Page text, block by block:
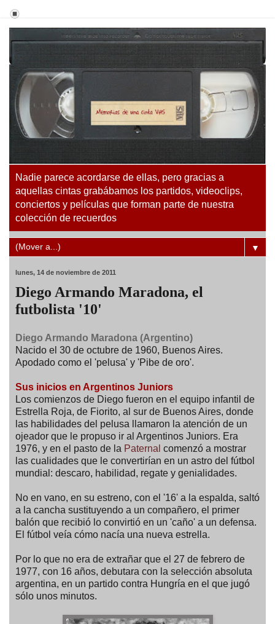
Nadie parece acordarse de ellas, pero gracias a
aquellas cintas grabábamos los partidos, videoclips,
conciertos y películas que forman parte de nuestra
colección de recuerdos
▼
lunes, 14 de noviembre de 2011
Diego Armando Maradona, el
futbolista '10'
Diego Armando Maradona (Argentino)
Nacido el 30 de octubre de 1960, Buenos Aires.
Apodado como el 'pelusa' y 'Pibe de oro'.
Sus inicios en Argentinos Juniors
Los comienzos de Diego fueron en el equipo infantil de
Estrella Roja, de Fiorito, al sur de Buenos Aires, donde
las habilidades del pelusa llamaron la atención de un
ojeador que le propuso ir al Argentinos Juniors. Era
1976, y en el pasto de la Paternal comenzó a mostrar
las cualidades que le convertirían en un astro del fútbol
mundial: descaro, habilidad, regate y genialidades.
No en vano, en su estreno, con el '16' a la espalda, saltó
a la cancha sustituyendo a un compañero, el primer
balón que recibió lo convirtió en un 'caño' a un defensa.
El fútbol veía cómo nacía una nueva estrella.
Por lo que no era de extrañar que el 27 de febrero de
1977, con 16 años, debutara con la selección absoluta
argentina, en un partido contra Hungría en el que jugó
sólo unos minutos.